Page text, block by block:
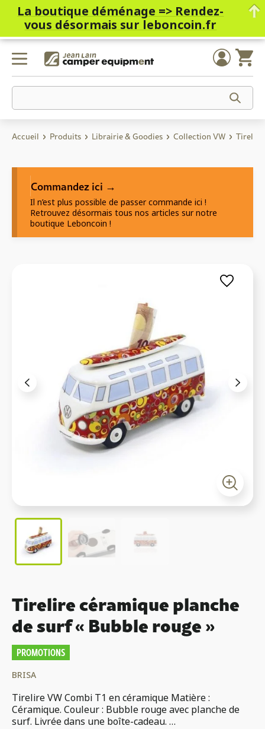
Skip
content
Accueil Produits Librairie & Goodies Collection VW Tirelire
Commandez ici →
Il n’est plus possible de passer commande ici !
Retrouvez désormais tous nos articles sur notre
boutique Leboncoin !
Tirelire céramique planche
de surf « Bubble rouge »
PROMOTIONS
BRISA
Tirelire VW Combi T1 en céramique Matière :
Céramique. Couleur : Bubble rouge avec planche de
surf. Livrée dans une boîte-cadeau. …
La boutique déménage =>Rendez-
vous désormais sur leboncoin.fr